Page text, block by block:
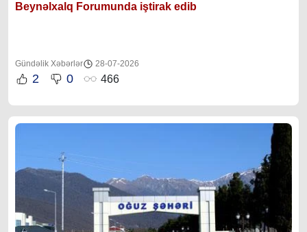
Beynəlxalq Forumunda iştirak edib
Gündəlik Xəbərlər 28-07-2026
2 0 466